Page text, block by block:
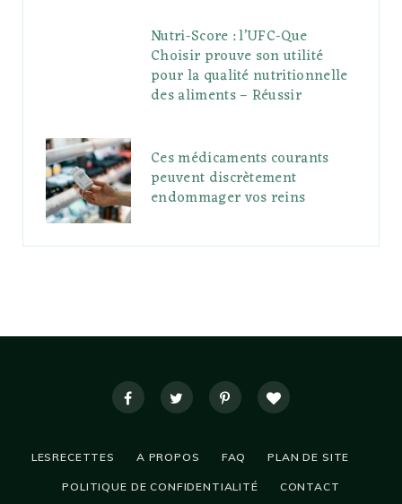
Nutri-Score : l’UFC-Que
Choisir prouve son utilité
pour la qualité nutritionnelle
des aliments – Réussir
Ces médicaments courants
peuvent discrètement
endommager vos reins
LESRECETTES A PROPOS FAQ PLAN DE SITE
POLITIQUE DE CONFIDENTIALITÉ CONTACT